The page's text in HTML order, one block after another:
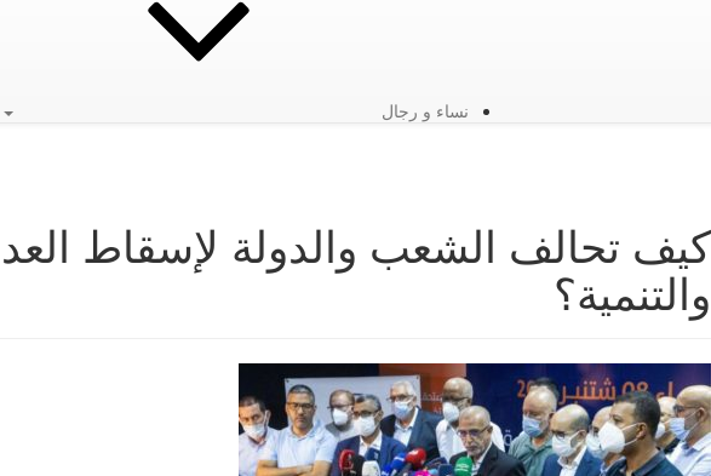
نساء و رجال
كيف تحالف الشعب والدولة لإسقاط
والتنمية؟